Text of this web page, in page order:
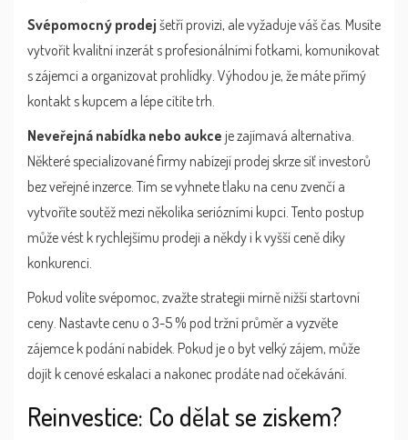
Svépomocný prodej šetří provizi, ale vyžaduje váš čas. Musíte
vytvořit kvalitní inzerát s profesionálními fotkami, komunikovat
s zájemci a organizovat prohlídky. Výhodou je, že máte přímý
kontakt s kupcem a lépe cítíte trh.
Neveřejná nabídka nebo aukce je zajímavá alternativa.
Některé specializované firmy nabízejí prodej skrze síť investorů
bez veřejné inzerce. Tím se vyhnete tlaku na cenu zvenčí a
vytvoříte soutěž mezi několika seriózními kupci. Tento postup
může vést k rychlejšímu prodeji a někdy i k vyšší ceně díky
konkurenci.
Pokud volíte svépomoc, zvažte strategii mírně nižší startovní
ceny. Nastavte cenu o 3-5 % pod tržní průměr a vyzvěte
zájemce k podání nabídek. Pokud je o byt velký zájem, může
dojít k cenové eskalaci a nakonec prodáte nad očekávání.
Reinvestice: Co dělat se ziskem?